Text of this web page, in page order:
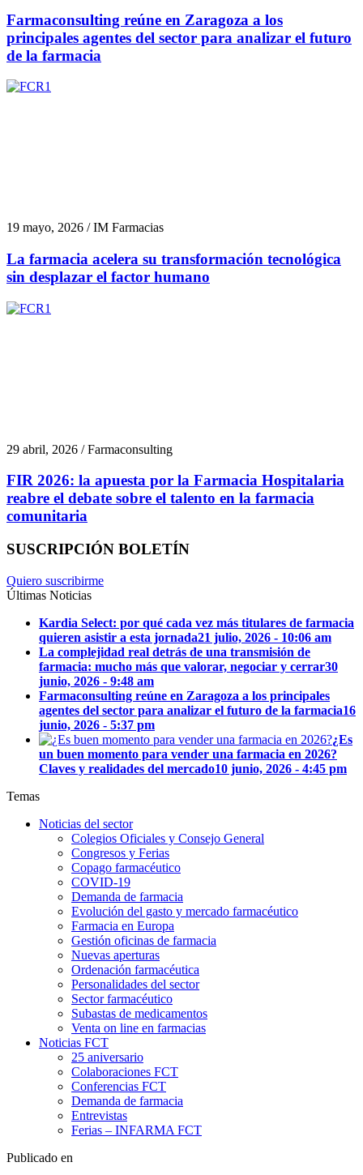
Farmaconsulting reúne en Zaragoza a los
principales agentes del sector para analizar el futuro
de la farmacia
19 mayo, 2026 / IM Farmacias
La farmacia acelera su transformación tecnológica
sin desplazar el factor humano
29 abril, 2026 / Farmaconsulting
FIR 2026: la apuesta por la Farmacia Hospitalaria
reabre el debate sobre el talento en la farmacia
comunitaria
SUSCRIPCIÓN BOLETÍN
Quiero suscribirme
Últimas Noticias
Kardia Select: por qué cada vez más titulares de farmacia
quieren asistir a esta jornada21 julio, 2026 - 10:06 am
La complejidad real detrás de una transmisión de
farmacia: mucho más que valorar, negociar y cerrar30
junio, 2026 - 9:48 am
Farmaconsulting reúne en Zaragoza a los principales
agentes del sector para analizar el futuro de la farmacia16
junio, 2026 - 5:37 pm
¿Es
un buen momento para vender una farmacia en 2026?
Claves y realidades del mercado10 junio, 2026 - 4:45 pm
Temas
Noticias del sector
Colegios Oficiales y Consejo General
Congresos y Ferias
Copago farmacéutico
COVID-19
Demanda de farmacia
Evolución del gasto y mercado farmacéutico
Farmacia en Europa
Gestión oficinas de farmacia
Nuevas aperturas
Ordenación farmacéutica
Personalidades del sector
Sector farmacéutico
Subastas de medicamentos
Venta on line en farmacias
Noticias FCT
25 aniversario
Colaboraciones FCT
Conferencias FCT
Demanda de farmacia
Entrevistas
Ferias – INFARMA FCT
Publicado en